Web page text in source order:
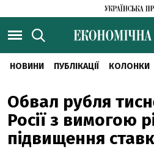
НОВИНИ ПУБЛІКАЦІЇ КОЛОНКИ
Обвал рубля
Росії з вимогою
підвищення